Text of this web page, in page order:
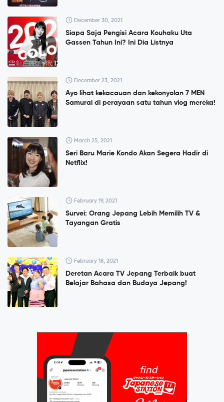
December 30, 2021
Siapa Saja Pengisi Acara Kouhaku Uta
Gassen Tahun Ini? Ini Dia Listnya
December 23, 2021
Ayo lihat kekacauan dan kekonyolan 7 MEN
Samurai di perayaan satu tahun vlog mereka!
March 25, 2021
Seri Baru Marie Kondo Akan Segera Hadir di
Netflix!
February 19, 2021
Survei: Orang Jepang Lebih Memilih TV &
Tayangan Gratis
February 18, 2021
Deretan Acara TV Jepang Terbaik buat
Belajar Bahasa dan Budaya Jepang!